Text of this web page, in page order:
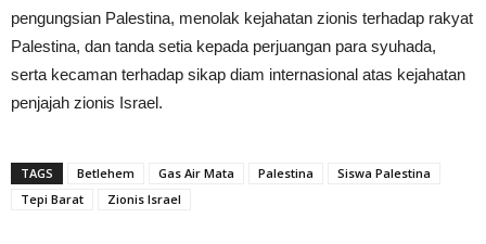
pengungsian Palestina, menolak kejahatan zionis terhadap rakyat
Palestina, dan tanda setia kepada perjuangan para syuhada,
serta kecaman terhadap sikap diam internasional atas kejahatan
penjajah zionis Israel.
TAGS Betlehem Gas Air Mata Palestina
Siswa Palestina
Tepi Barat
Zionis Israel